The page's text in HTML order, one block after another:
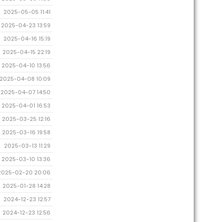
2025-05-05 11:41
2025-04-23 13:59
2025-04-16 15:19
2025-04-15 22:19
2025-04-10 13:56
2025-04-08 10:09
2025-04-07 14:50
2025-04-01 16:53
2025-03-25 12:16
2025-03-16 19:58
2025-03-13 11:29
2025-03-10 13:36
02-20 20:06
2025-01-28 14:28
2024-12-23 12:57
2024-12-23 12:56